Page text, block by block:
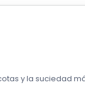
y la suciedad